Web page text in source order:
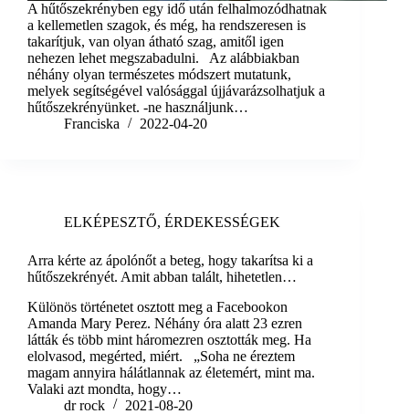
A hűtőszekrényben egy idő után felhalmozódhatnak
a kellemetlen szagok, és még, ha rendszeresen is
takarítjuk, van olyan átható szag, amitől igen
nehezen lehet megszabadulni. Az alábbiakban
néhány olyan természetes módszert mutatunk,
melyek segítségével valósággal újjávarázsolhatjuk a
hűtőszekrényünket. -ne használjunk…
Franciska
2022-04-20
ELKÉPESZTŐ, ÉRDEKESSÉGEK
Arra kérte az ápolónőt a beteg, hogy takarítsa ki a
hűtőszekrényét. Amit abban talált, hihetetlen…
Különös történetet osztott meg a Facebookon
Amanda Mary Perez. Néhány óra alatt 23 ezren
látták és több mint háromezren osztották meg. Ha
elolvasod, megérted, miért. „Soha ne éreztem
magam annyira hálátlannak az életemért, mint ma.
Valaki azt mondta, hogy…
dr rock
2021-08-20